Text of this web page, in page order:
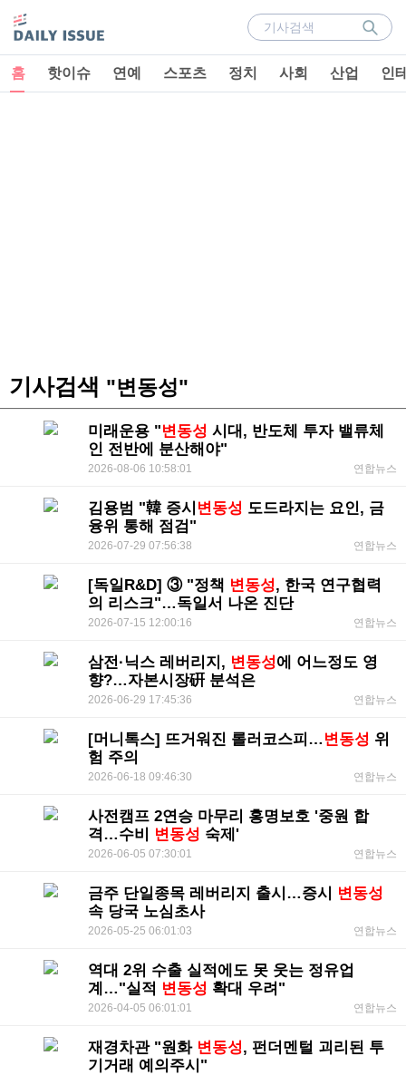
홈 핫이슈 연예 스포츠 정치 사회 산업 인
기사검색 "변동성"
미래운용 "변동성 시대, 반도체 투자 밸류체
인 전반에 분산해야"
2026-08-06 10:58:01 연합뉴스
김용범 "韓 증시 변동성 도드라지는 요인, 금
융위 통해 점검"
2026-07-29 07:56:38 연합뉴스
[독일R&D] ③ "정책 변동성, 한국 연구협력
의 리스크"…독일서 나온 진단
2026-07-15 12:00:16 연합뉴스
삼전·닉스 레버리지, 변동성에 어느정도 영
향?…자본시장硏 분석은
2026-06-29 17:45:36 연합뉴스
[머니톡스] 뜨거워진 롤러코스피… 변동성 위
험 주의
2026-06-18 09:46:30 연합뉴스
사전캠프 2연승 마무리 홍명보호 '중원 합
격…수비
변동성 숙제'
2026-06-05 07:30:01 연합뉴스
금주 단일종목 레버리지 출시…증시
변동성
속 당국 노심초사
2026-05-25 06:01:03 연합뉴스
역대 2위 수출 실적에도 못 웃는 정유업
계…"실적 변동성 확대 우려"
2026-04-05 06:01:01 연합뉴스
재경차관 "원화 변동성, 펀더멘털 괴리된 투
기거래 예의주시"